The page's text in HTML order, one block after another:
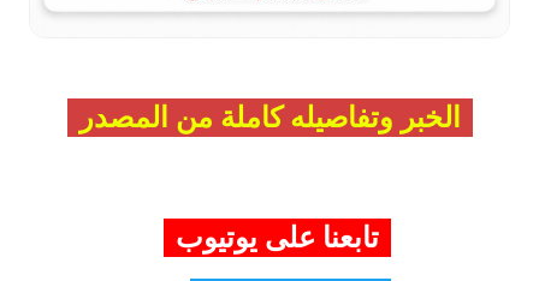
الخبر وتفاصيله كاملة من المصدر
تابعنا على يوتيوب